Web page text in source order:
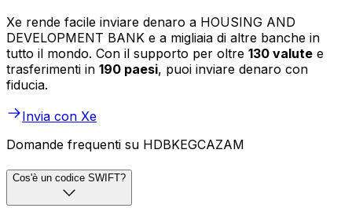
Xe rende facile inviare denaro a HOUSING AND
DEVELOPMENT BANK e a migliaia di altre banche in
tutto il mondo. Con il supporto per oltre 130 valute e
trasferimenti in 190 paesi, puoi inviare denaro con
fiducia.
Invia con Xe
Domande frequenti su HDBKEGCAZAM
Cos'è un codice SWIFT?